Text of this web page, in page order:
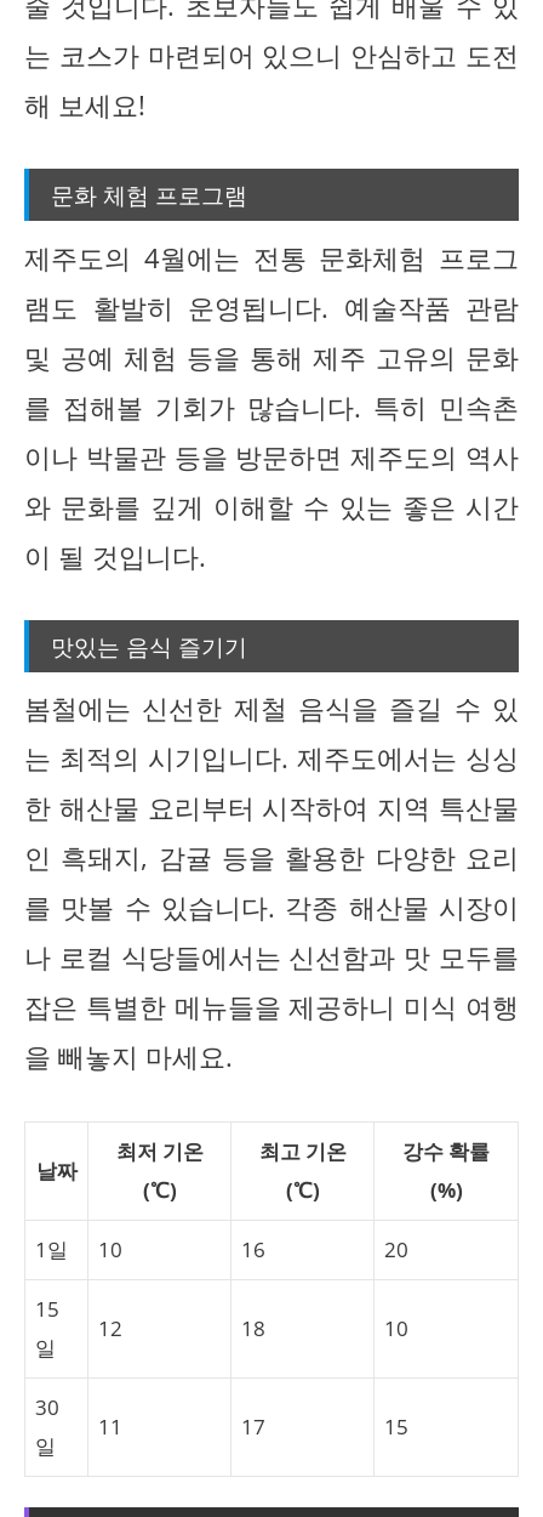
는 코스가 마련되어 있으니 안심하고 도전
해 보세요!
문화 체험 프로그램
제주도의 4월에는 전통 문화체험 프로그
램도 활발히 운영됩니다. 예술작품 관람
및 공예 체험 등을 통해 제주 고유의 문화
를 접해볼 기회가 많습니다. 특히 민속촌
이나 박물관 등을 방문하면 제주도의 역사
와 문화를 깊게 이해할 수 있는 좋은 시간
이 될 것입니다.
맛있는 음식 즐기기
봄철에는 신선한 제철 음식을 즐길 수 있
는 최적의 시기입니다. 제주도에서는 싱싱
한 해산물 요리부터 시작하여 지역 특산물
인 흑돼지, 감귤 등을 활용한 다양한 요리
를 맛볼 수 있습니다. 각종 해산물 시장이
나 로컬 식당들에서는 신선함과 맛 모두를
잡은 특별한 메뉴들을 제공하니 미식 여행
을 빼놓지 마세요.
날짜
최저 기온
(℃)
최고 기온
(℃)
강수 확률
(%)
1일 10 16 20
15
일
12 18 10
30
일
11 17 15